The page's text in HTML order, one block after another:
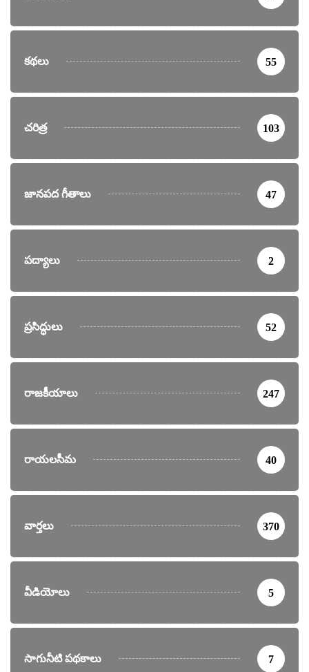
కథలు 55
చరిత్ర 103
జానపద గీతాలు 47
పద్యాలు 2
ప్రసిద్ధులు 52
రాజకీయాలు 247
రాయలసీమ 40
వార్తలు 370
వీడియోలు 5
సాగునీటి పథకాలు 7